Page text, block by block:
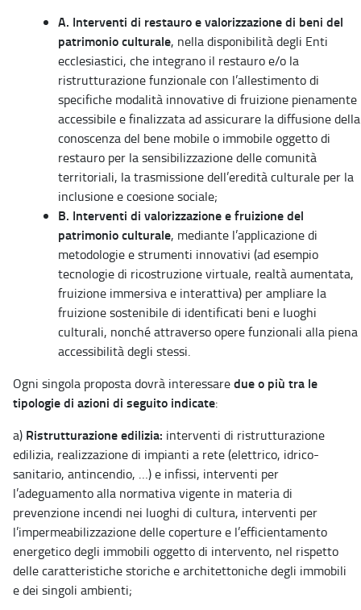
A. Interventi di restauro e valorizzazione di beni del
patrimonio culturale, nella disponibilità degli Enti
ecclesiastici, che integrano il restauro e/o la
ristrutturazione funzionale con l’allestimento di
specifiche modalità innovative di fruizione pienamente
accessibile e finalizzata ad assicurare la diffusione della
conoscenza del bene mobile o immobile oggetto di
restauro per la sensibilizzazione delle comunità
territoriali, la trasmissione dell’eredità culturale per la
inclusione e coesione sociale;
B. Interventi di valorizzazione e fruizione del
patrimonio culturale, mediante l’applicazione di
metodologie e strumenti innovativi (ad esempio
tecnologie di ricostruzione virtuale, realtà aumentata,
fruizione immersiva e interattiva) per ampliare la
fruizione sostenibile di identificati beni e luoghi
culturali, nonché attraverso opere funzionali alla piena
accessibilità degli stessi.
Ogni singola proposta dovrà interessaredue o più tra le
tipologie di azioni di seguito indicate:
a) Ristrutturazione edilizia: interventi di ristrutturazione
edilizia, realizzazione di impianti a rete (elettrico, idrico-
sanitario, antincendio, …) e infissi, interventi per
l’adeguamento alla normativa vigente in materia di
prevenzione incendi nei luoghi di cultura, interventi per
l’impermeabilizzazione delle coperture e l’efficientamento
energetico degli immobili oggetto di intervento, nel rispetto
delle caratteristiche storiche e architettoniche degli immobili
e dei singoli ambienti;